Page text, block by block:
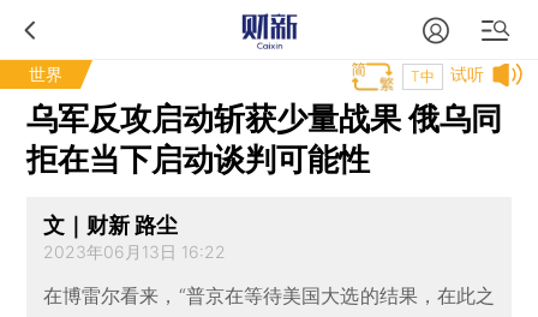
世界 试听
T中
乌军反攻启动斩获少量战果 俄乌同
拒在当下启动谈判可能性
文｜财新 路尘
2023年06月13日 16:22
在博雷尔看来，“普京在等待美国大选的结果，在此之